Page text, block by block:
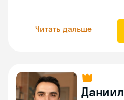
Читать дальше
Даниил